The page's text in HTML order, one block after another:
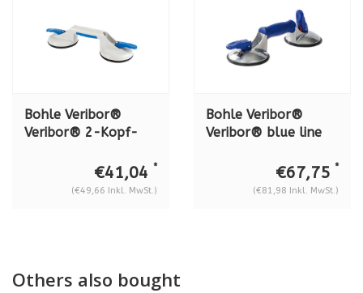
Bohle Veribor®
Veribor® 2-Kopf-
Kunststoff BO602.1G
€41,04 *
(€49,66 Inkl. MwSt.)
Bohle Veribor®
Veribor® blue line
Aluminium mit
anzeige BO602.40BL
€67,75 *
(€81,98 Inkl. MwSt.)
Others also bought